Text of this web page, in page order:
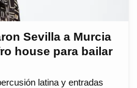
Sevilla a Murcia
house para bailar
latina y entradas